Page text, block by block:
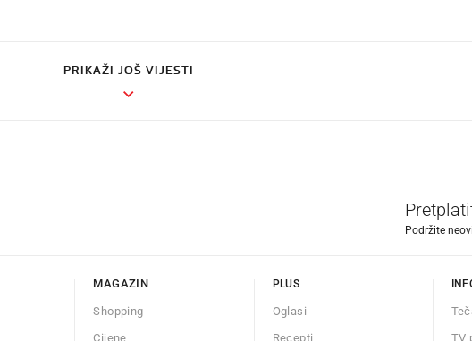
PRIKAŽI JOŠ VIJESTI
Podržite
MAGAZIN
Shopping
Cijene
PLUS
Oglasi
Recepti
TV